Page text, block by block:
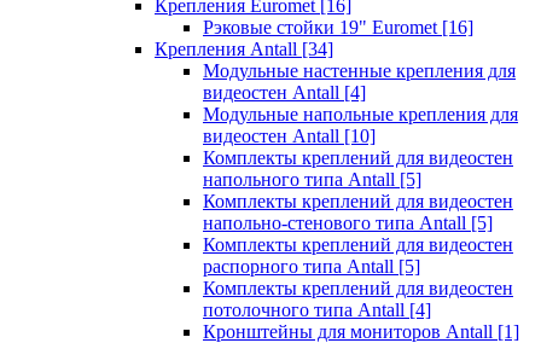
Крепления Euromet [16]
Рэковые стойки 19" Euromet [16]
Крепления Antall [34]
Модульные настенные крепления для
видеостен Antall [4]
Модульные напольные крепления для
видеостен Antall [10]
Комплекты креплений для видеостен
напольного типа Antall [5]
Комплекты креплений для видеостен
напольно-стенового типа Antall [5]
Комплекты креплений для видеостен
распорного типа Antall [5]
Комплекты креплений для видеостен
потолочного типа Antall [4]
Кронштейны для мониторов Antall [1]